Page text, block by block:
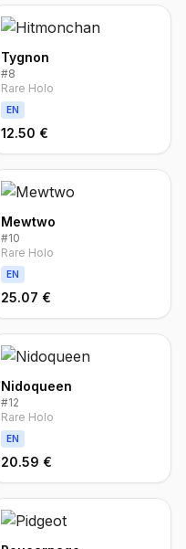
Tygnon
#8
Rare Holo
EN
12.50 €
Mewtwo
#10
Rare Holo
EN
25.07 €
Nidoqueen
#12
Rare Holo
EN
20.59 €